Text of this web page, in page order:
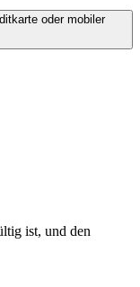
oder mobiler
ist, und den